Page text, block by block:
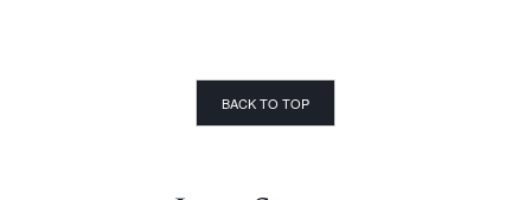
BACK TO TOP